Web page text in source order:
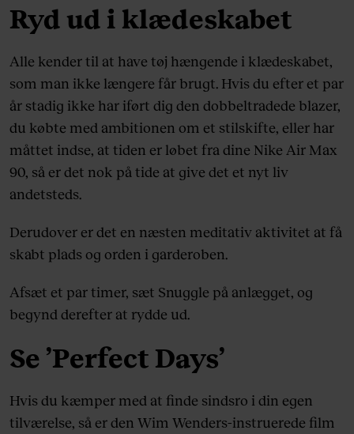
Ryd ud i klædeskabet
Alle kender til at have tøj hængende i klædeskabet,
som man ikke længere får brugt. Hvis du efter et par
år stadig ikke har iført dig den dobbeltradede blazer,
du købte med ambitionen om et stilskifte, eller har
måttet indse, at tiden er løbet fra dine Nike Air Max
90, så er det nok på tide at give det et nyt liv
andetsteds.
Derudover er det en næsten meditativ aktivitet at få
skabt plads og orden i garderoben.
Afsæt et par timer, sæt Snuggle på anlægget, og
begynd derefter at rydde ud.
Se ’Perfect Days’
Hvis du kæmper med at finde sindsro i din egen
tilværelse, så er den Wim Wenders-instruerede film